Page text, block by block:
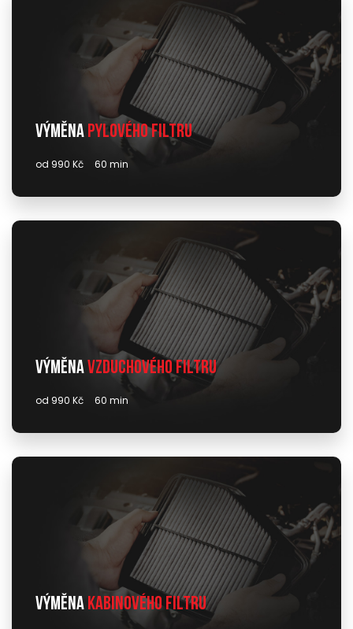
Výměna pylového filtru
od 990 Kč 60 min
Výměnavzduchového filtru
od 990 Kč 60 min
Výměna kabinového filtru